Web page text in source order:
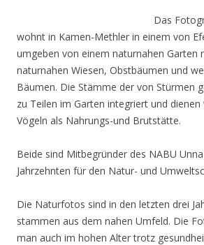
Das
wohnt in Kamen-Methler in einem von
umgeben von einem naturnahen Garten
naturnahen Wiesen, Obstbäumen und
Bäumen. Die Stämme der von Stürmen
zu Teilen im Garten integriert und dienen
Vögeln als Nahrungs-und Brutstätte.
Beide sind Mitbegründer des NABU
Jahrzehnten für den Natur- und
Die Naturfotos sind in den letzten drei
stammen aus dem nahen Umfeld. Die
man auch im hohen Alter trotz